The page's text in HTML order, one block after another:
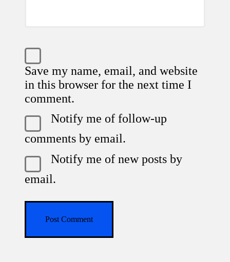
Save my name, email, and website
in this browser for the next time I
comment.
Notify me of follow-up
comments by email.
Notify me of new posts by
email.